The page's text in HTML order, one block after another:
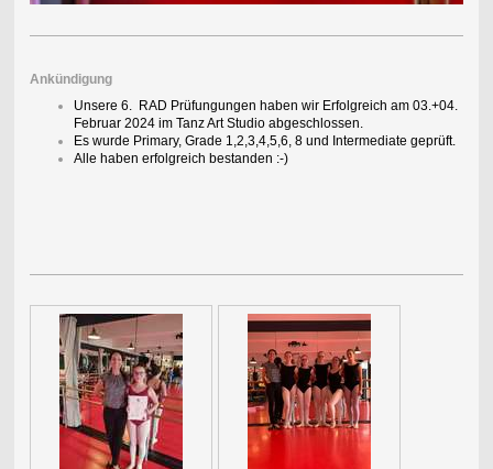
Ankündigung
Unsere 6. RAD Prüfungungen haben wir Erfolgreich am 03.+04.
Februar 2024 im Tanz Art Studio abgeschlossen.
Es wurde Primary, Grade 1,2,3,4,5,6, 8 und Intermediate geprüft.
Alle haben erfolgreich bestanden :-)